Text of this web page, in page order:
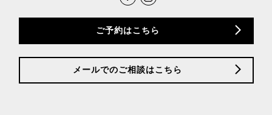
ご予約はこちら
メールでのご相談はこちら